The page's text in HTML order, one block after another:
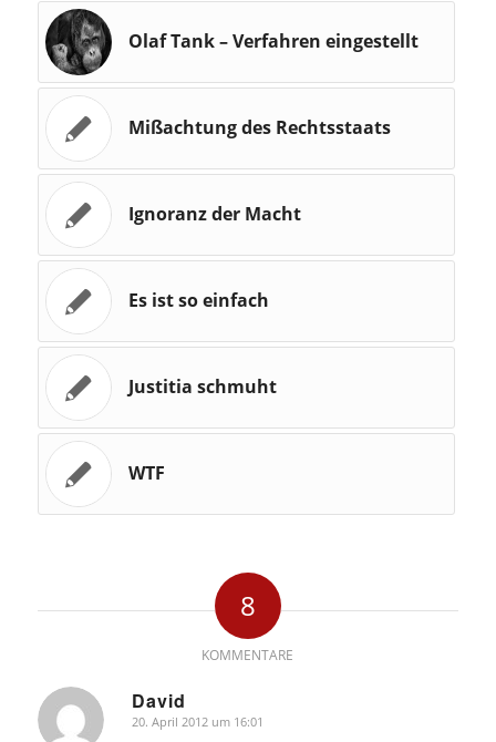
Olaf Tank – Verfahren eingestellt
Mißachtung des Rechtsstaats
Ignoranz der Macht
Es ist so einfach
Justitia schmuht
WTF
8
KOMMENTARE
David
sagte:
20. April 2012 um 16:01